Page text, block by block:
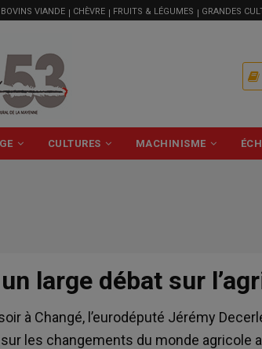
BOVINS VIANDE CHÈVRE FRUITS & LÉGUMES GRANDES
CULTURES MACHINISME
large débat sur
à Changé, l’eurodéputé Jérémy
les changements du monde agricole